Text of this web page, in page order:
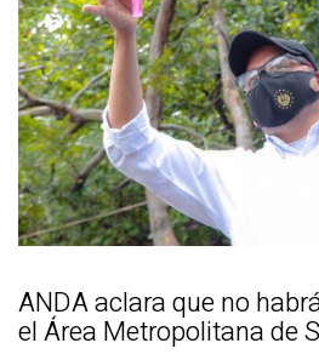
ANDA aclara que no
el Área Metropolitana de